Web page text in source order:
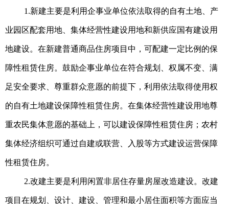
1.新建主要是利用企事业单位依法取得的自有土地、产
业园区配套用地、集体经营性建设用地和新供应国有建设用
地建设。在新建普通商品住房项目中，可配建一定比例的保
障性租赁住房。鼓励企事业单位在符合规划、权属不变、满
足安全要求、尊重群众意愿的前提下，利用依法取得使用权
的自有土地建设保障性租赁住房。在集体经营性建设用地尊
重农民集体意愿的基础上，可以建设保障性租赁住房；农村
集体经济组织可通过自建或联营、入股等方式建设运营保障
性租赁住房。
2.改建主要是利用闲置非居住存量房屋改造建设。改建
项目在规划、设计、建设、管理和最小居住面积等方面应当